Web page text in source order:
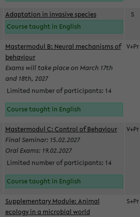
Adaptation in invasive species
Course taught in English
S
Mastermodul B: Neural mechanisms of
behaviour
Exams will take place on March 17th
and 18th, 2027
Limited number of participants: 14
Course taught in English
V+Pr
Mastermodul C: Control of Behaviour
Final Seminar: 15.02.2027
Oral Exams: 19.02.2027
Limited number of participants: 14
Course taught in English
V+Pr
Supplementary Module: Animal
ecology in a microbial world
S+Pr